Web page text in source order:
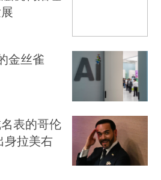
金丝雀
名表的哥伦
身拉美右